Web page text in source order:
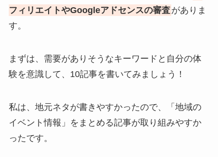
フィリエイトやGoogleアドセンスの審査がありま
す。
まずは、需要がありそうなキーワードと自分の体
験を意識して、10記事を書いてみましょう！
私は、地元ネタが書きやすかったので、「地域の
イベント情報」をまとめる記事が取り組みやすか
ったです。